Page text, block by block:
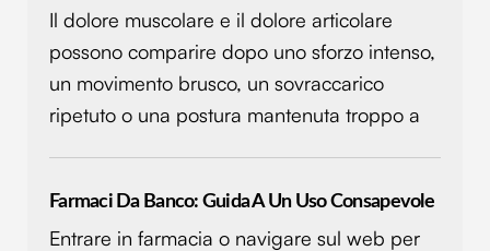
nostri partner che si occupano di analisi dei dati web,
con altre informazioni che hai fornito loro o che hanno
raccolto dal tuo utilizzo dei loro servizi.
Il dolore muscolare e il dolore articolare
possono comparire dopo uno sforzo intenso,
un movimento brusco, un sovraccarico
ripetuto o una postura mantenuta troppo a
Farmaci Da Banco: Guida A Un Uso Consapevole
Entrare in farmacia o navigare sul web per